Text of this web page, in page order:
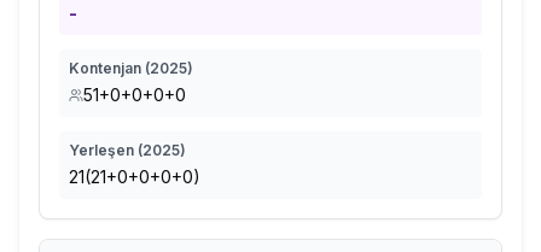
-
Kontenjan (2025)
51+0+0+0+0
Yerleşen (2025)
21(21+0+0+0+0)